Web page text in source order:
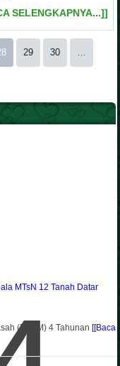
SELENGKAPNYA...]]
29 30
MTsN 12 Tanah Datar
(PKKM) 4 Tahunan[[Baca